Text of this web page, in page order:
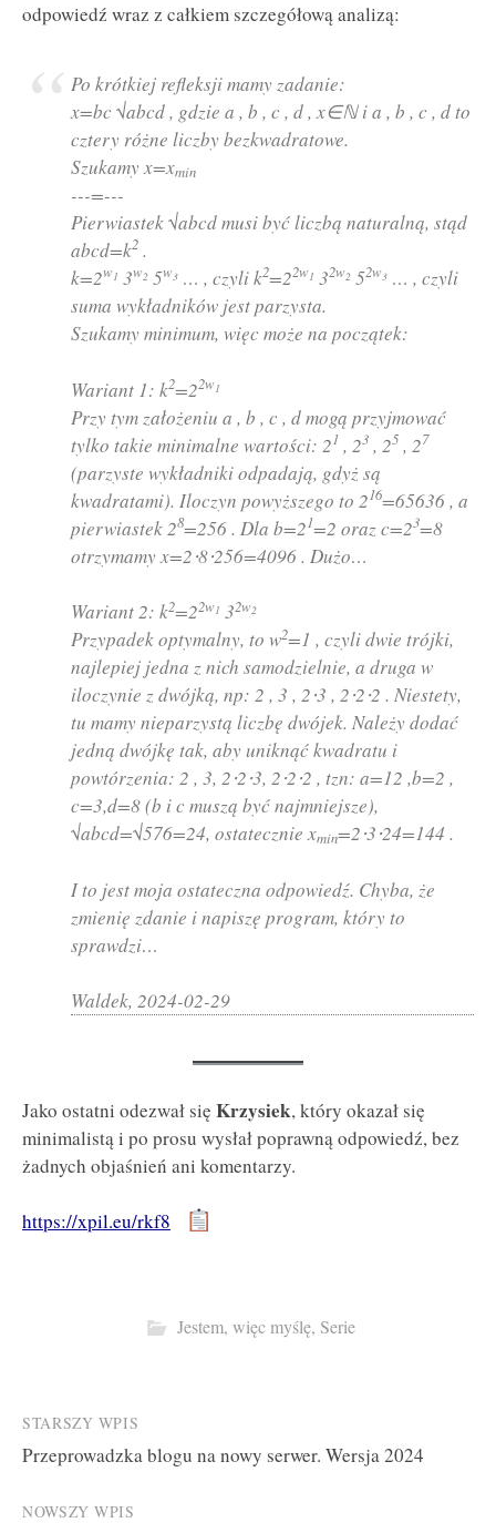
odpowiedź wraz z całkiem szczegółową analizą:
Po krótkiej refleksji mamy zadanie:
x=bc √abcd , gdzie a , b , c , d , x∈ℕ i a , b , c , d to
cztery różne liczby bezkwadratowe.
Szukamy x=xmin
---=---
Pierwiastek √abcd musi być liczbą naturalną, stąd
abcd=k2 .
k=2w1 3w2 5w3 … , czyli k2=22w1 32w2 52w3 … , czyli
suma wykładników jest parzysta.
Szukamy minimum, więc może na początek:
Wariant 1: k2=22w1
Przy tym założeniu a , b , c , d mogą przyjmować
tylko takie minimalne wartości: 21 , 23 , 25 , 27
(parzyste wykładniki odpadają, gdyż są
kwadratami). Iloczyn powyższego to 216=65636 , a
pierwiastek 28=256 . Dla b=21=2 oraz c=23=8
otrzymamy x=2⋅8⋅256=4096 . Dużo…
Wariant 2: k2=22w1 32w2
Przypadek optymalny, to w2=1 , czyli dwie trójki,
najlepiej jedna z nich samodzielnie, a druga w
iloczynie z dwójką, np: 2 , 3 , 2⋅3 , 2⋅2⋅2 . Niestety,
tu mamy nieparzystą liczbę dwójek. Należy dodać
jedną dwójkę tak, aby uniknąć kwadratu i
powtórzenia: 2 , 3, 2⋅2⋅3, 2⋅2⋅2 , tzn: a=12 ,b=2 ,
c=3,d=8 (b i c muszą być najmniejsze),
√abcd=√576=24, ostatecznie xmin=2⋅3⋅24=144 .
I to jest moja ostateczna odpowiedź. Chyba, że
zmienię zdanie i napiszę program, który to
sprawdzi…
Waldek, 2024-02-29
Jako ostatni odezwał się Krzysiek, który okazał się
minimalistą i po prosu wysłał poprawną odpowiedź, bez
żadnych objaśnień ani komentarzy.
https://xpil.eu/rkf8
Jestem, więc myślę, Serie
Post
navigation
STARSZY WPIS
Przeprowadzka blogu na nowy serwer. Wersja 2024
NOWSZY WPIS